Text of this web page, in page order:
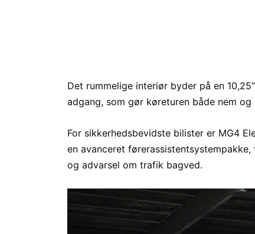
Det rummelige interiør byder på en
adgang, som gør køreturen både nem og
For sikkerhedsbevidste bilister er MG4
en avanceret
og advarsel om trafik bagved.